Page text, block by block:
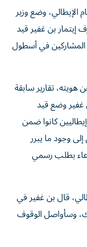
الإيطالي، وضع وزير
إيتمار بن ‌غفير قيد
في أسطول
تقارير سابقة
غفير وضع قيد
كانوا ضمن
وجود ما يبرر
بطلب رسمي
قال بن غفير في
وسأواصل الوقوف